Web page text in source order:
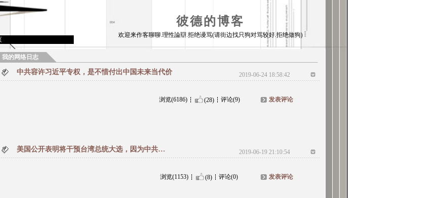
彼德的博客
欢迎来作客聊聊.理性論辯.拒绝谩骂(请街边找只狗对骂较好.拒绝做狗)
我的网络日志
中共容许习近平专权，是不惜付出中国未来当代价 2019-06-24 18:58:42
浏览(6186) (28) 评论(9) 发表评论
美国公开表明将干预台湾总统大选，因为中共… 2019-06-19 21:10:54
浏览(1153) (8) 评论(0) 发表评论